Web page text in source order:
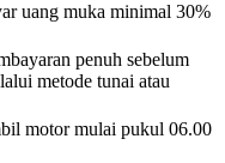
uang muka minimal 30%
penuh sebelum
metode tunai atau
motor mulai pukul 06.00